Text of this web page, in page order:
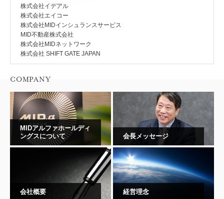
株式会社イデアル
株式会社エイコー
株式会社MIDインシュランスサービス
MID不動産株式会社
株式会社MIDネットワーク
株式会社 SHIFT GATE JAPAN
COMPANY
MIDアルファホールディ
ングスについて
会長メッセージ
会社概要 経営理念